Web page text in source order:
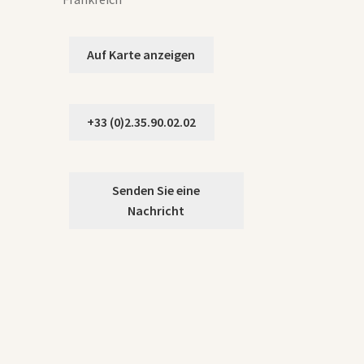
Auf Karte anzeigen
+33 (0)2.35.90.02.02
Senden Sie eine
Nachricht